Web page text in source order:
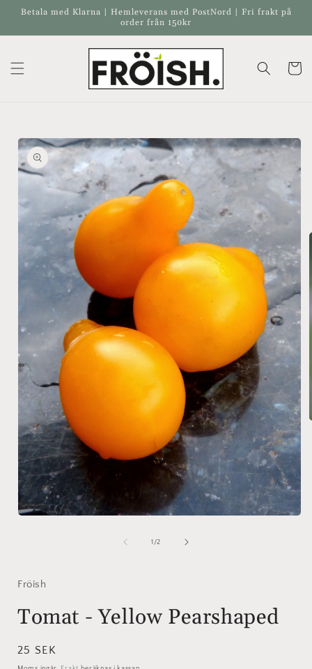
vidare
innehåll
Betala med Klarna | Hemleverans med PostNord | Fri frakt på
order från 150kr
vidare till
1 /av
2
Fröish
Tomat - Yellow Pearshaped
Ordinarie
25 SEK